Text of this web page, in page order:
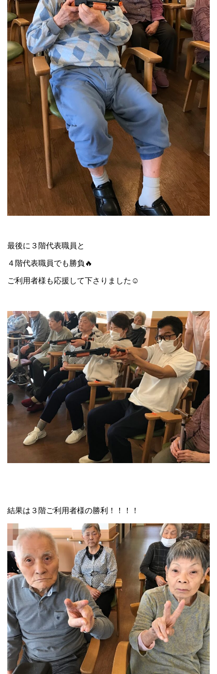
最後に３階代表職員と
４階代表職員でも勝負🔥
ご利用者様も応援して下さりました☺
結果は３階ご利用者様の勝利！！！！